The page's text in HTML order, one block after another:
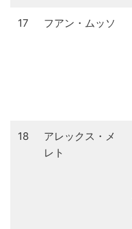
17 フアン・ムッソ
18
アレックス・メ
レト